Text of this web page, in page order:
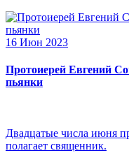
16 Июн 2023
Протоиерей Евгений
пьянки
Двадцатые числа июня
полагает священник.